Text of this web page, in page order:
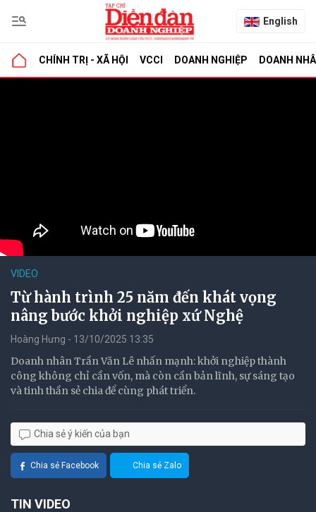
English
CHÍNH TRỊ - XÃ HỘI VCCI DOANH NGHIỆP DOANH
VIDEO
Từ hành trình 25 năm đến khát vọng
nâng bước khởi nghiệp xứ Nghệ
Hoàng Hưng - 13/10/2025 13:35
Doanh nhân Trần Văn Lê nhấn mạnh: khởi nghiệp thành
công không chỉ cần vốn, mà còn cần bản lĩnh, sự sáng tạo
và tinh thần sẻ chia để cùng phát triển.
Chia sẻ ý kiến của bạn
Chia sẻ Facebook Chia sẻ Zalo
TIN VIDEO